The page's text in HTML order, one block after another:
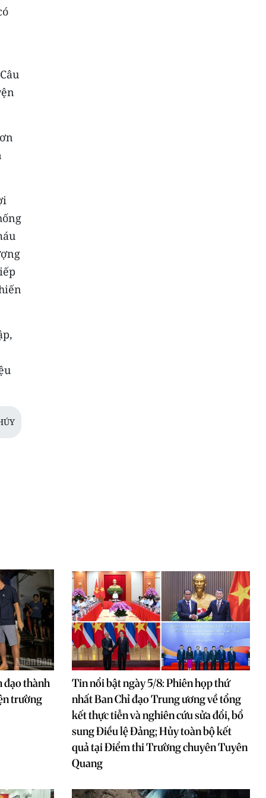
đạo thành
trường
Tin nổi bật ngày 5/8: Phiên họp thứ
nhất Ban Chỉ đạo Trung ương về tổng
kết thực tiễn và nghiên cứu sửa đổi, bổ
sung Điều lệ Đảng; Hủy toàn bộ kết
quả tại Điểm thi Trường chuyên Tuyên
Quang